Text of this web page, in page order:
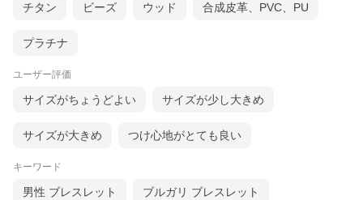
チタン ビーズ ウッド 合成皮革、PVC、PU
プラチナ
ユーザー評価
サイズがちょうどよい サイズが少し大きめ
サイズが大きめ つけ心地がとても良い
キーワード
男性 ブレスレット ブルガリ ブレスレット